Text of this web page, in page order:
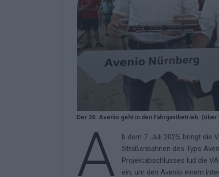
KOMMENTAR
Der 26. Avenio geht in den Fahrgastbetrieb. (über
A
b dem 7. Juli 2025, bringt die
Straßenbahnen des Typs
Projektabschlusses lud die
ein, um den Avenio einem